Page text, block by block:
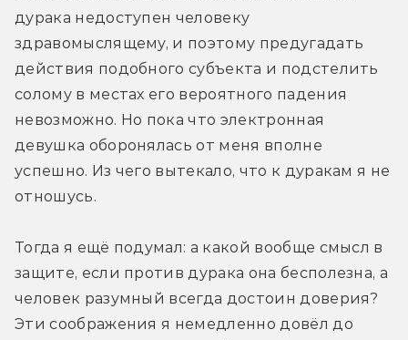
дурака недоступен человеку
здравомыслящему, и поэтому предугадать
действия подобного субъекта и подстелить
солому в местах его вероятного падения
невозможно. Но пока что электронная
девушка оборонялась от меня вполне
успешно. Из чего вытекало, что к дуракам я не
отношусь.
Тогда я ещё подумал: а какой вообще смысл в
защите, если против дурака она бесполезна, а
человек разумный всегда достоин доверия?
Эти соображения я немедленно довёл до